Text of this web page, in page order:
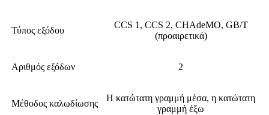
Τύπος εξόδου
CCS 1, CCS 2, CHAdeMO, GB/T
(προαιρετικά)
Αριθμός εξόδων 2
Μέθοδος καλωδίωσης
Η κατώτατη γραμμή μέσα, η κατώτατη
γραμμή έξω